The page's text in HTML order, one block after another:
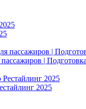
|
2025